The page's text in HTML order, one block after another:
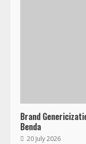
Brand
Benda
20 July 2026